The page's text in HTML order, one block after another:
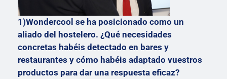
1)Wondercool se ha posicionado como un
aliado del hostelero. ¿Qué necesidades
concretas habéis detectado en bares y
restaurantes y cómo habéis adaptado vuestros
productos para dar una respuesta eficaz?